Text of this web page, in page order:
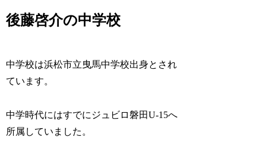
後藤啓介の中学校
中学校は浜松市立曳馬中学校出身とされ
ています。
中学時代にはすでにジュビロ磐田U-15へ
所属していました。